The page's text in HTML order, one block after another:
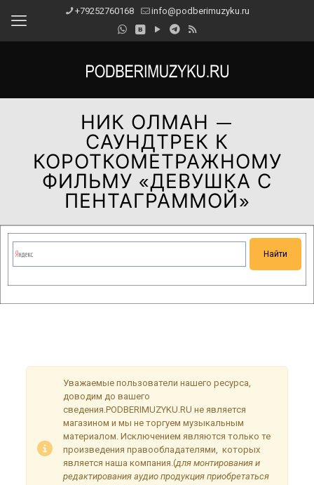
+79252760168 info@podberimuzyku.ru
НИК ОЛМАН —
САУНДТРЕК К
КОРОТКОМЕТРАЖНОМУ
ФИЛЬМУ «ДЕВУШКА С
ПЕНТАГРАММОЙ»
Уважаемые пользователи нашего ресурса,
доводим до вашего
сведения.PODBERIMUZYKU.RU не является
магазином и мы не торгуем музыкальным
материалом. Исключением являются только те
произведения правообладателями, которых
является наша компания.(для монтирования и
редактирования аудио продукция приобретаться